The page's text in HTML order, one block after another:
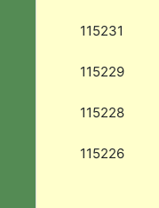
115231
115229
115228
115226